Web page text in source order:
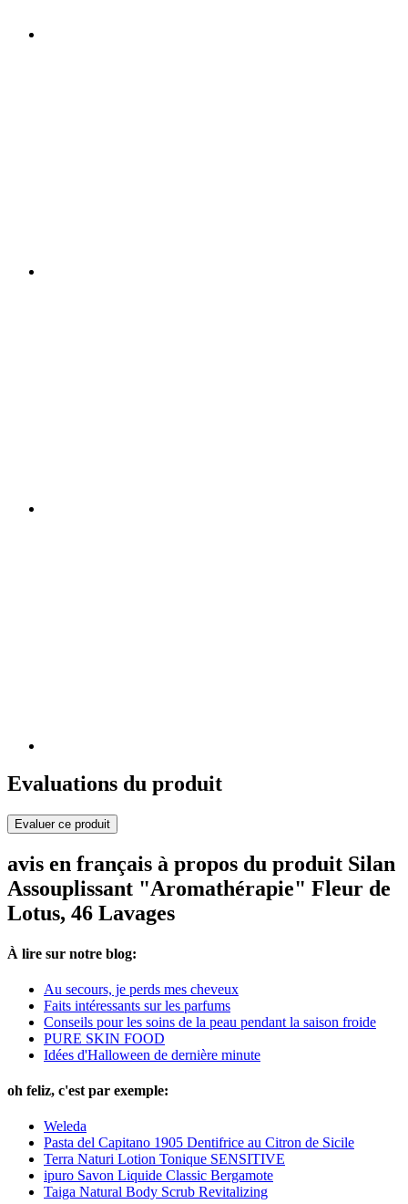
Evaluations du produit
Evaluer ce produit
avis en français à propos du produit Silan
Assouplissant "Aromathérapie" Fleur de
Lotus, 46 Lavages
À lire sur notre blog:
Au secours, je perds mes cheveux
Faits intéressants sur les parfums
Conseils pour les soins de la peau pendant la saison froide
PURE SKIN FOOD
Idées d'Halloween de dernière minute
oh feliz, c'est par exemple:
Weleda
Pasta del Capitano 1905 Dentifrice au Citron de Sicile
Terra Naturi Lotion Tonique SENSITIVE
ipuro Savon Liquide Classic Bergamote
Taiga Natural Body Scrub Revitalizing